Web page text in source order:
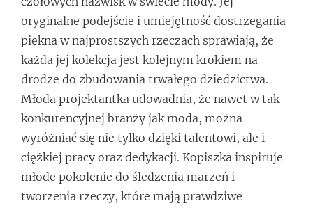
oryginalne podejście i umiejętność dostrzegania
piękna w najprostszych rzeczach sprawiają, że
każda jej kolekcja jest kolejnym krokiem na
drodze do zbudowania trwałego dziedzictwa.
Młoda projektantka udowadnia, że nawet w tak
konkurencyjnej branży jak moda, można
wyróżniać się nie tylko dzięki talentowi, ale i
ciężkiej pracy oraz dedykacji. Kopiszka inspiruje
młode pokolenie do śledzenia marzeń i
tworzenia rzeczy, które mają prawdziwe